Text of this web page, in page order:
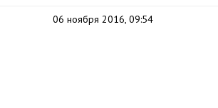
06 ноября 2016, 09:54